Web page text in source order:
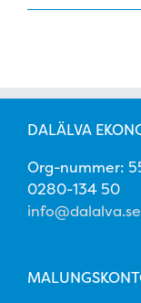
DALÄLVA
Org-nummer:
0280-134 50
info@dalalva.se